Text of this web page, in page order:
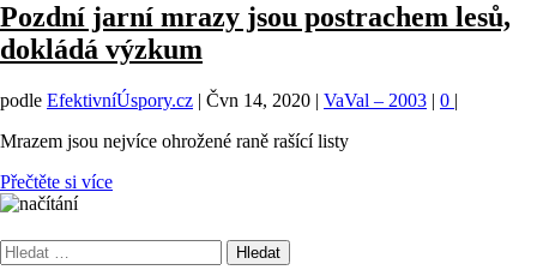
Pozdní jarní mrazy jsou postrachem lesů,
dokládá výzkum
podle EfektivníÚspory.cz | Čvn 14, 2020 | VaVal – 2003 | 0 |
Mrazem jsou nejvíce ohrožené raně rašící listy
Přečtěte si více
Vyhledávání